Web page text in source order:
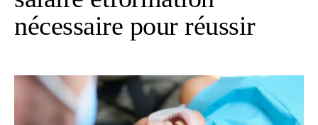
nécessaire pour réussir